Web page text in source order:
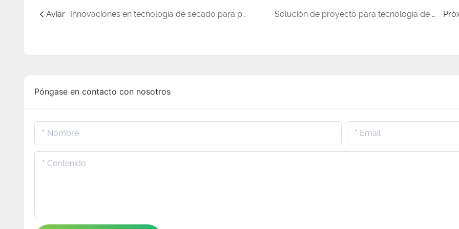
Aviar Innovaciones en tecnología de secado para proteínas vegetales Solución de proyecto para tecnología de secado de agentes reductores de agua.
Póngase en contacto con nosotros
Nombre Email
Contenido